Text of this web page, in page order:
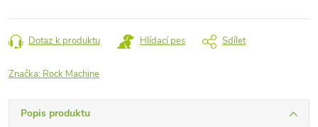
cena:
Dotaz k produktu Hlídací pes Sdílet
Značka: Rock Machine
Popis produktu